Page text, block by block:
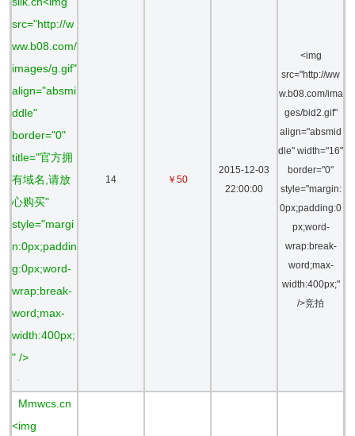
src="http://w
ww.b08.com/
images/g.gif"
align="absmi
ddle"
border="0"
title="官方拥
有域名,请放
心购买"
style="margi
n:0px;paddin
g:0px;word-
wrap:break-
word;max-
width:400px;
" />
-
14 ￥50
2015-12-03
22:00:00
<img
src="http://ww
w.b08.com/ima
ges/bid2.gif"
align="absmid
dle" width="16"
border="0"
style="margin:
0px;padding:0
px;word-
wrap:break-
word;max-
width:400px;"
/>竞拍
Mmwcs.cn
<img